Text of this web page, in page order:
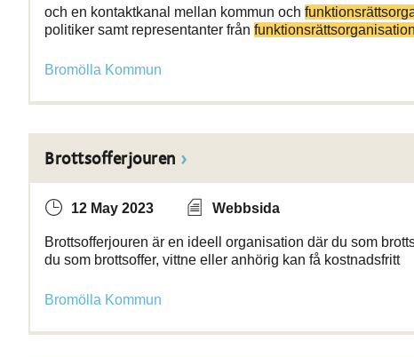
och en kontaktkanal mellan kommun och
politiker samt representanter från
Bromölla Kommun
Brottsofferjouren
12 May 2023 Webbsida
Brottsofferjouren är en ideell organisation där du som
du som brottsoffer, vittne eller anhörig kan få kostnadsfritt
Bromölla Kommun